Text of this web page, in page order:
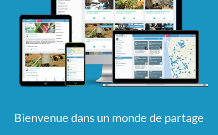
Bienvenue dans un monde de partage